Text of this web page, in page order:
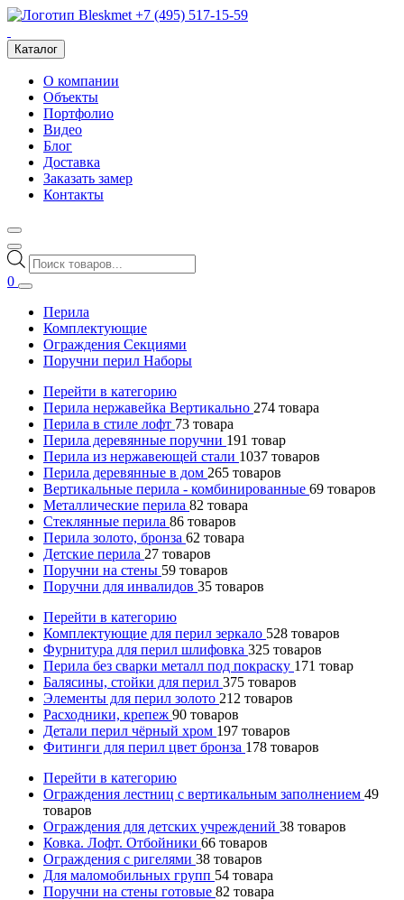
+7 (495) 517-15-59
Каталог
О компании
Объекты
Портфолио
Видео
Блог
Доставка
Заказать замер
Контакты
Поиск
товаров
0
Перила
Комплектующие
Ограждения Секциями
Поручни перил Наборы
Перейти в категорию
Перила нержавейка Вертикально 274 товара
Перила в стиле лофт 73 товара
Перила деревянные поручни 191 товар
Перила из нержавеющей стали 1037 товаров
Перила деревянные в дом 265 товаров
Вертикальные перила - комбинированные 69 товаров
Металлические перила 82 товара
Стеклянные перила 86 товаров
Перила золото, бронза 62 товара
Детские перила 27 товаров
Поручни на стены 59 товаров
Поручни для инвалидов 35 товаров
Перейти в категорию
Комплектующие для перил зеркало 528 товаров
Фурнитура для перил шлифовка 325 товаров
Перила без сварки металл под покраску 171 товар
Балясины, стойки для перил 375 товаров
Элементы для перил золото 212 товаров
Расходники, крепеж 90 товаров
Детали перил чёрный хром 197 товаров
Фитинги для перил цвет бронза 178 товаров
Перейти в категорию
Ограждения лестниц с вертикальным заполнением 49
товаров
Ограждения для детских учреждений 38 товаров
Ковка. Лофт. Отбойники 66 товаров
Ограждения с ригелями 38 товаров
Для маломобильных групп 54 товара
Поручни на стены готовые 82 товара